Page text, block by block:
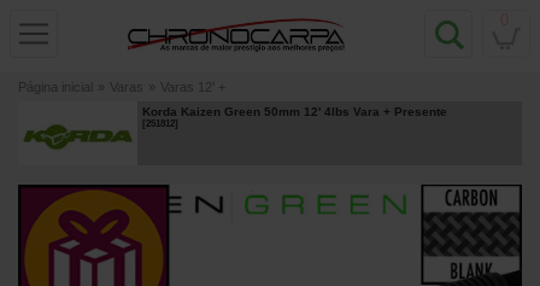
Página inicial » Varas » Varas 12' +
Korda Kaizen Green 50mm 12' 4lbs Vara + Presente
[251812]